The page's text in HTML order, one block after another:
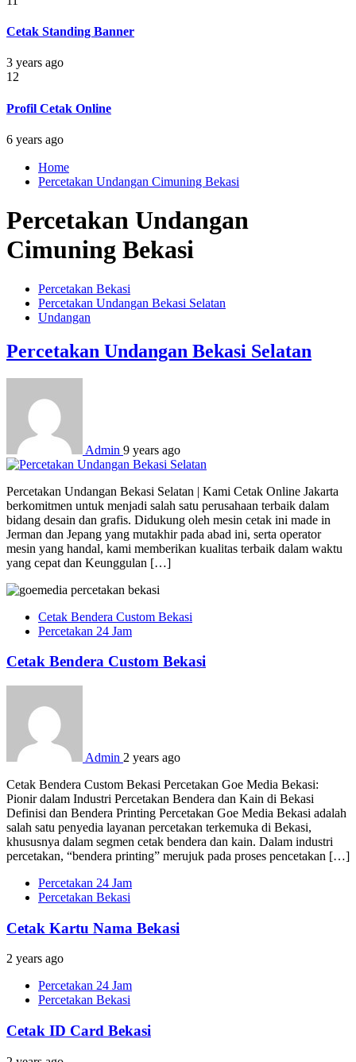
Cetak Standing Banner
3 years ago
12
Profil Cetak Online
6 years ago
Home
Percetakan Undangan Cimuning Bekasi
Percetakan Undangan
Cimuning Bekasi
Percetakan Bekasi
Percetakan Undangan Bekasi Selatan
Undangan
Percetakan Undangan Bekasi Selatan
Admin 9 years ago
Percetakan Undangan Bekasi Selatan | Kami Cetak Online Jakarta
berkomitmen untuk menjadi salah satu perusahaan terbaik dalam
bidang desain dan grafis. Didukung oleh mesin cetak ini made in
Jerman dan Jepang yang mutakhir pada abad ini, serta operator
mesin yang handal, kami memberikan kualitas terbaik dalam waktu
yang cepat dan Keunggulan […]
Cetak Bendera Custom Bekasi
Percetakan 24 Jam
Cetak Bendera Custom Bekasi
Admin 2 years ago
Cetak Bendera Custom Bekasi Percetakan Goe Media Bekasi:
Pionir dalam Industri Percetakan Bendera dan Kain di Bekasi
Definisi dan Bendera Printing Percetakan Goe Media Bekasi adalah
salah satu penyedia layanan percetakan terkemuka di Bekasi,
khususnya dalam segmen cetak bendera dan kain. Dalam industri
percetakan, “bendera printing” merujuk pada proses pencetakan […]
Percetakan 24 Jam
Percetakan Bekasi
Cetak Kartu Nama Bekasi
2 years ago
Percetakan 24 Jam
Percetakan Bekasi
Cetak ID Card Bekasi